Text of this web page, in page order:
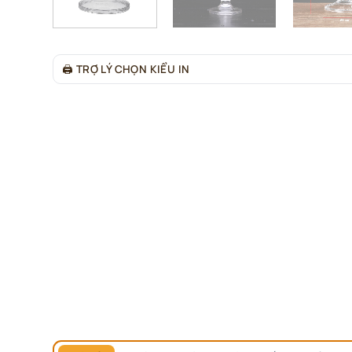
🖨 TRỢ LÝ CHỌN KIỂU IN